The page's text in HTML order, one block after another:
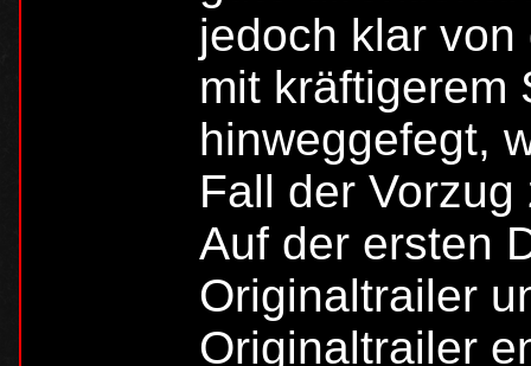
jedoch klar
mit kräftigerem
hinweggefegt,
Fall der
Auf der ersten
Originaltrailer
Originaltrailer